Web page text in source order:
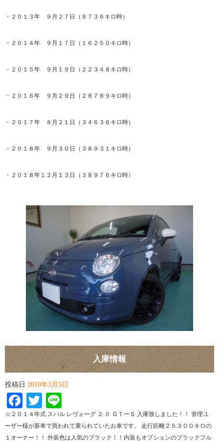
・２０１３年 ９月２７日（８７３６キロ時）
・２０１４年 ９月１７日（１６２５０キロ時）
・２０１５年 ９月１９日（２２３４８キロ時）
・２０１６年 ９月２９日（２８７８９キロ時）
・２０１７年 ８月２１日（３４６３６キロ時）
・２０１８年 ９月３０日（３８９３１キロ時）
・２０１８年１２月１３日（３８９７６キロ時）
入庫情報
投稿日 2019年3月5日
Facebook
Twitter
☆２０１４年式 スバル レヴォーグ ２.０ ＧＴーＳ 入庫致しました！！ 管理ユ
ーザー様が新車で買われて乗られていたお車です。 走行距離２５３００キロの
１オーナー！！ 外装色は人気のブラック！！内装もオプションのブラックフル